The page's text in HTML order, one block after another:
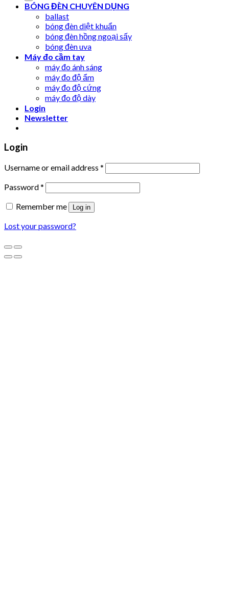
BÓNG ĐÈN CHUYÊN DỤNG
ballast
bóng đèn diệt khuẩn
bóng đèn hồng ngoại sấy
bóng đèn uva
Máy đo cầm tay
máy đo ánh sáng
máy đo độ ẩm
máy đo độ cứng
máy đo độ dày
Login
Newsletter
Login
Username or email address *
Password*
Remember me
Log in
Lost your password?